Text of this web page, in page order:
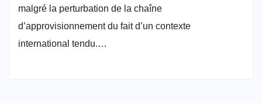
malgré la perturbation de la chaîne
d’approvisionnement du fait d’un contexte
international tendu.…